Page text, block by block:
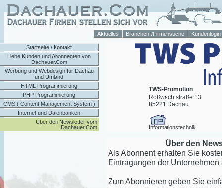
Aktuelles Branchen-/Firmensuche Kundenlogin
Startseite / Kontakt
Liebe Kunden und Abonnenten von
Dachauer.Com
Werbung und Webdesign für Dachau
und Umland
HTML Programmierung
PHP Programmierung
CMS ( Content Management System )
Internet und Datenbanken
Über den Newsletter vom
Dachauer.Com
TWS-Promotion
Roßwachtstraße 13
85221 Dachau
Informationstechnik
Über den
Als Abonnent erhalten Sie
Eintragungen der
Zum Abonnieren geben Sie